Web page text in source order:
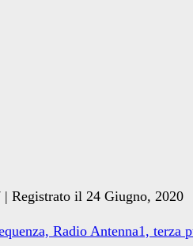
| Registrato il 24 Giugno, 2020
Radio Antenna1, terza